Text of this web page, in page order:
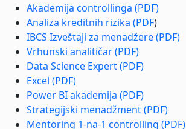
Akademija controllinga (PDF)
Analiza kreditnih rizika (PDF)
IBCS Izveštaji za menadžere (PDF)
Vrhunski analitičar (PDF)
Data Science Expert (PDF)
Excel (PDF)
Power BI akademija (PDF)
Strategijski menadžment (PDF)
Mentoring 1-na-1 controlling (PDF)